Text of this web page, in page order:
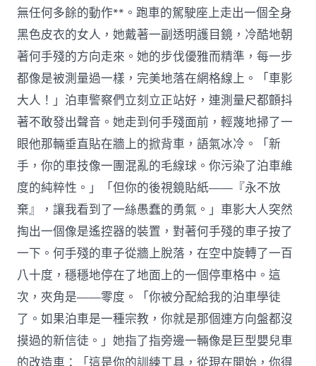
無任何多餘的動作**。跑車的駕駛座上走出一個全身
黑色皮衣的女人，她戴著一副透明護目鏡，冷酷地朝
著何手殘的方向走來。她的步伐優雅而精準，每一步
都像是被測量過一樣，完美地落在網格線上。「車影
大人！」泊車警察們立刻立正站好，連測量尺都顫抖
著不敢發出聲音。她走到何手殘面前，輕蔑地掃了一
眼他那輛垂直貼在牆上的掀背車，語氣冰冷。「新
手，你的車技像一團混亂的毛線球。你污染了泊車維
度的純粹性。」「但你的後視鏡貼紙——『永不放
棄』，讓我看到了一絲愚蠢的勇氣。」車影大人突然
掏出一個像是遙控器的裝置，對著何手殘的車子按了
一下。何手殘的車子從牆上脫落，在空中旋轉了一百
八十度，穩穩地停在了地面上的一個停車格中。這
次，夾角是——零度。「你被分配給我的泊車學徒
了。如果泊車是一種宗教，你就是那個連方向盤都沒
摸過的新信徒。」她指了指旁邊一輛像是巨型嬰兒車
的改造車：「這是你的訓練工具，從現在開始，你得